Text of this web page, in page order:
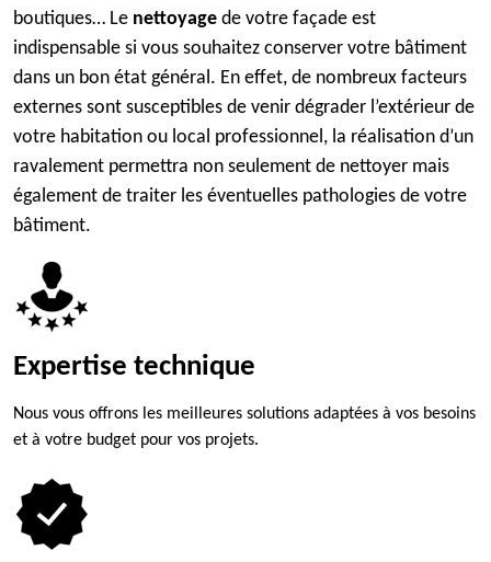
boutiques… Le nettoyage de votre façade est
indispensable si vous souhaitez conserver votre bâtiment
dans un bon état général. En effet, de nombreux facteurs
externes sont susceptibles de venir dégrader l’extérieur de
votre habitation ou local professionnel, la réalisation d’un
ravalement permettra non seulement de nettoyer mais
également de traiter les éventuelles pathologies de votre
bâtiment.
Expertise technique
Nous vous offrons les meilleures solutions adaptées à vos besoins
et à votre budget pour vos projets.